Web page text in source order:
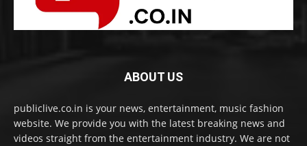
ABOUT US
publiclive.co.in is your news, entertainment, music fashion
website. We provide you with the latest breaking news and
videos straight from the entertainment industry. We are not